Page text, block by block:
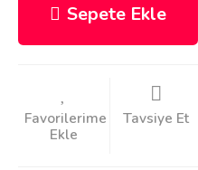
Sepete Ekle
Tavsiye Et